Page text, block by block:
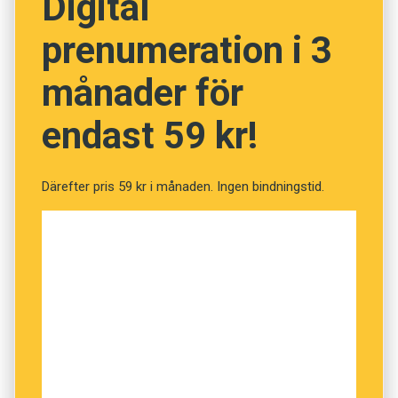
inte har efternamnskaraktär. Därför anses det
inte heller vara olämpligt som förnamn.
prenumeration i 3
månader för
endast 59 kr!
Därefter pris 59 kr i månaden. Ingen bindningstid.